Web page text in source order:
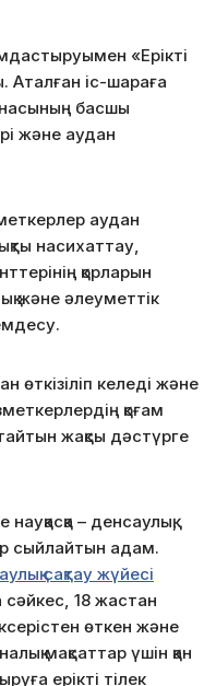
«Ерікті
Аталған іс-шараға
басшы
және аудан
аудан
насихаттау,
қорларын
және әлеуметтік
өткізіліп келеді және
қоғам
жақсы дәстүрге
– денсаулық,
сыйлайтын адам.
сақтау жүйесі
сәйкес, 18 жастан
өткен және
мақсаттар үшін қан
ерікті тілек